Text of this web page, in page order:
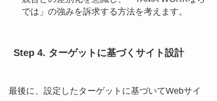
では」の強みを訴求する方法を考えます。
Step 4. ターゲットに基づくサイト設計
最後に、設定したターゲットに基づいてWebサイ